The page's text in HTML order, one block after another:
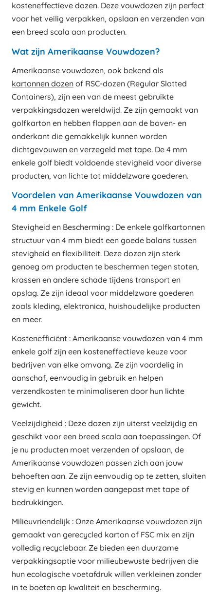
kosteneffectieve dozen. Deze vouwdozen zijn perfect
voor het veilig verpakken, opslaan en verzenden van
een breed scala aan producten.
Wat zijn Amerikaanse Vouwdozen?
Amerikaanse vouwdozen, ook bekend als
kartonnen dozen of RSC-dozen (Regular Slotted
Containers), zijn een van de meest gebruikte
verpakkingsdozen wereldwijd. Ze zijn gemaakt van
golfkarton en hebben flappen aan de boven- en
onderkant die gemakkelijk kunnen worden
dichtgevouwen en verzegeld met tape. De 4 mm
enkele golf biedt voldoende stevigheid voor diverse
producten, van lichte tot middelzware goederen.
Voordelen van Amerikaanse Vouwdozen van
4 mm Enkele Golf
Stevigheid en Bescherming : De enkele golfkartonnen
structuur van 4 mm biedt een goede balans tussen
stevigheid en flexibiliteit. Deze dozen zijn sterk
genoeg om producten te beschermen tegen stoten,
krassen en andere schade tijdens transport en
opslag. Ze zijn ideaal voor middelzware goederen
zoals kleding, elektronica, huishoudelijke producten
en meer.
Kostenefficiënt : Amerikaanse vouwdozen van 4 mm
enkele golf zijn een kosteneffectieve keuze voor
bedrijven van elke omvang. Ze zijn voordelig in
aanschaf, eenvoudig in gebruik en helpen
verzendkosten te minimaliseren door hun lichte
gewicht.
Veelzijdigheid : Deze dozen zijn uiterst veelzijdig en
geschikt voor een breed scala aan toepassingen. Of
je nu producten moet verzenden of opslaan, de
Amerikaanse vouwdozen passen zich aan jouw
behoeften aan. Ze zijn eenvoudig op te zetten, sluiten
stevig en kunnen worden aangepast met tape of
bedrukkingen.
Milieuvriendelijk : Onze Amerikaanse vouwdozen zijn
gemaakt van gerecycled karton of FSC mix en zijn
volledig recyclebaar. Ze bieden een duurzame
verpakkingsoptie voor milieubewuste bedrijven die
hun ecologische voetafdruk willen verkleinen zonder
in te boeten op kwaliteit en bescherming.